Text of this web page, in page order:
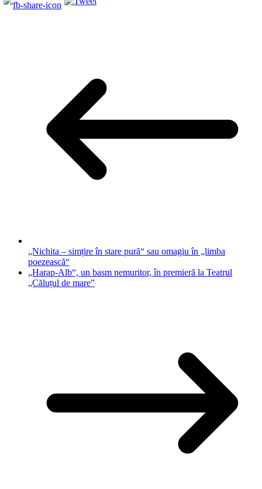
„Nichita – simțire în stare pură“ sau omagiu în „limba
poezească“
„Harap-Alb“, un basm nemuritor, în premieră la Teatrul
„Căluțul de mare”